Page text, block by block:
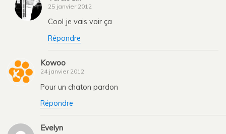
25 janvier 2012
Cool je vais voir ça
Répondre
Kowoo
24 janvier 2012
Pour un chaton pardon
Répondre
Evelyn